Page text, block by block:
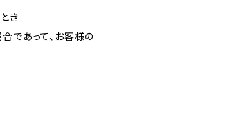
き
であって、お客様の